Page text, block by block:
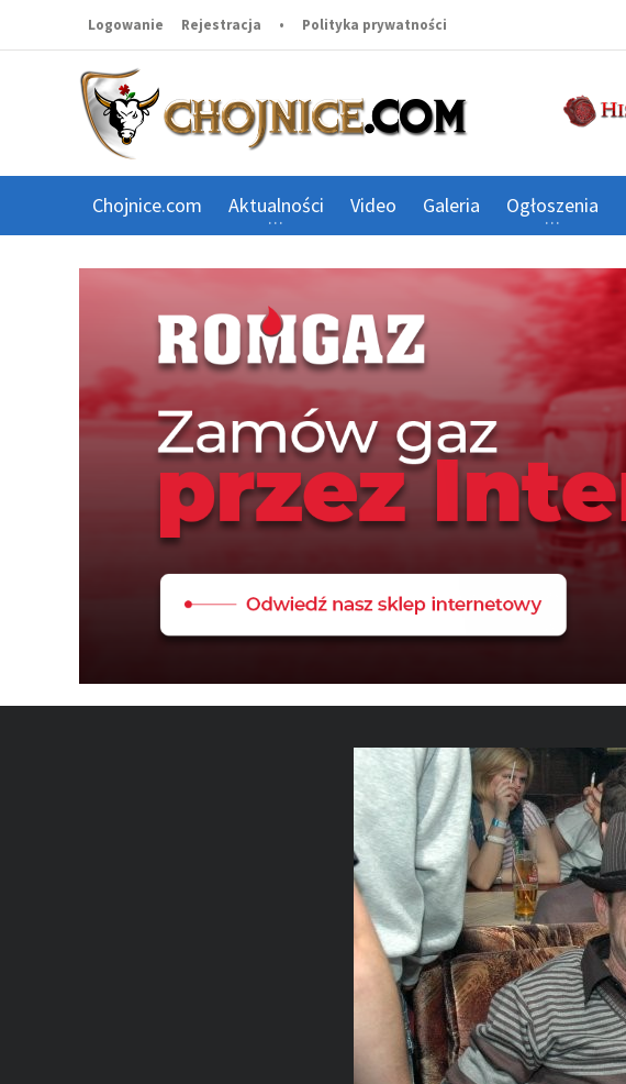
Logowanie Rejestracja • Polityka prywatności
Chojnice.com Aktualności Video Galeria Ogłoszenia